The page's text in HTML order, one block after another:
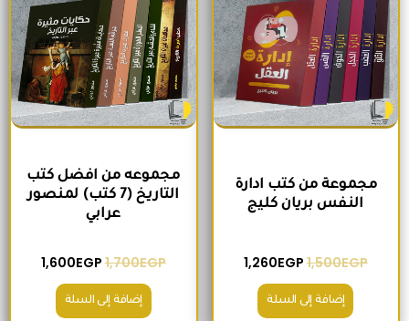
مجموعة من كتب ادارة
النفس بريان كليج
1,500EGP
1,260EGP
إضافة إلى السلة
مجموعه من افضل كتب
التاريخ (7 كتب) لمنصور
عرابي
1,700EGP
1,600EGP
إضافة إلى السلة